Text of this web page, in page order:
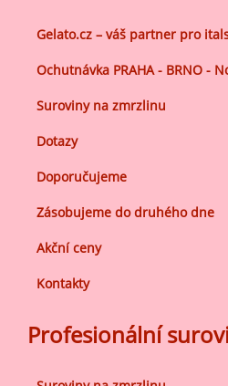
Gelato.cz – váš partner pro
Ochutnávka PRAHA - BRNO -
Suroviny na zmrzlinu
Dotazy
Doporučujeme
Zásobujeme do druhého dne
Akční ceny
Kontakty
Profesionální